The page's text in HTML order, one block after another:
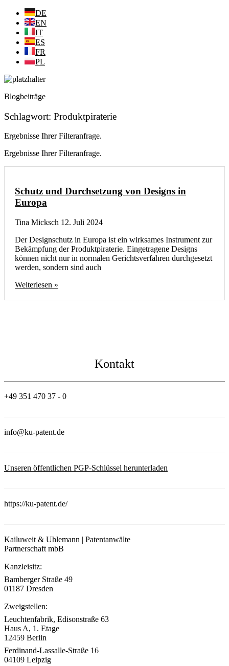
DE
EN
IT
ES
FR
PL
Blogbeiträge
Schlagwort: Produktpiraterie
Ergebnisse Ihrer Filteranfrage.
Ergebnisse Ihrer Filteranfrage.
Schutz und Durchsetzung von Designs in
Europa
Tina Micksch 12. Juli 2024
Der Designschutz in Europa ist ein wirksames Instrument zur
Bekämpfung der Produktpiraterie. Eingetragene Designs
können nicht nur in normalen Gerichtsverfahren durchgesetzt
werden, sondern sind auch
Weiterlesen »
Kontakt
+49 351 470 37 - 0
info@ku-patent.de
Unseren öffentlichen PGP-Schlüssel herunterladen
https://ku-patent.de/
Kailuweit & Uhlemann | Patentanwälte
Partnerschaft mbB
Kanzleisitz:
Bamberger Straße 49
01187 Dresden
Zweigstellen:
Leuchtenfabrik, Edisonstraße 63
Haus A, 1. Etage
12459 Berlin
Ferdinand-Lassalle-Straße 16
04109 Leipzig